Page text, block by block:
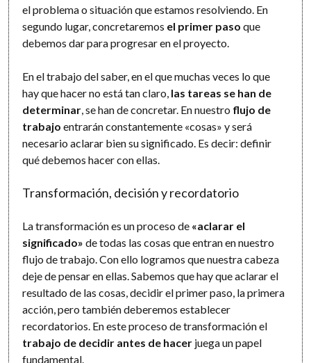
el problema o situación que estamos resolviendo. En
segundo lugar, concretaremos el primer paso que
debemos dar para progresar en el proyecto.
En el trabajo del saber, en el que muchas veces lo que
hay que hacer no está tan claro, las tareas se han de
determinar, se han de concretar. En nuestro flujo de
trabajo entrarán constantemente «cosas» y será
necesario aclarar bien su significado. Es decir: definir
qué debemos hacer con ellas.
Transformación, decisión y recordatorio
La transformación es un proceso de «aclarar el
significado» de todas las cosas que entran en nuestro
flujo de trabajo. Con ello logramos que nuestra cabeza
deje de pensar en ellas. Sabemos que hay que aclarar el
resultado de las cosas, decidir el primer paso, la primera
acción, pero también deberemos establecer
recordatorios. En este proceso de transformación el
trabajo de decidir antes de hacer juega un papel
fundamental.